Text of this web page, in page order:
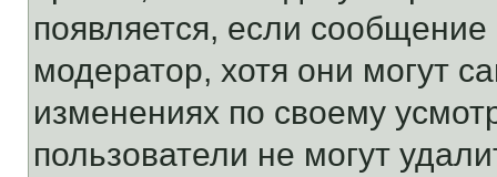
появляется, если
модератор, хотя они могут
изменениях по своему
пользователи не могут